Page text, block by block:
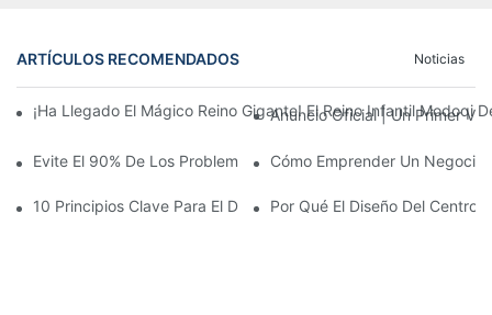
ARTÍCULOS RECOMENDADOS Noticias
¡Ha Llegado El Mágico Reino Gigante! El Reino Infantil Modoqi
Anuncio Oficial | Un Primer
Evite El 90% De Los Problemas: Al Invertir En Un Centro
Cómo Emprender Un Negocio
10 Principios Clave Para El Diseño Exitoso De Un Parque
Por Qué El Diseño Del Centro